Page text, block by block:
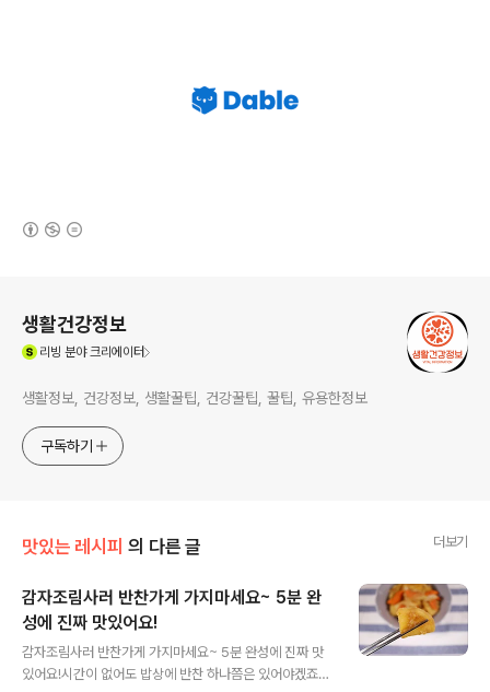
생활건강정보
리빙 분야 크리에이터
생활정보, 건강정보, 생활꿀팁, 건강꿀팁, 꿀팁, 유용한정보
구독하기
맛있는 레시피 의 다른 글 더보기
감자조림사러 반찬가게 가지마세요~ 5분 완
성에 진짜 맛있어요!
감자조림사러 반찬가게 가지마세요~ 5분 완성에 진짜 맛
있어요!시간이 없어도 밥상에 반찬 하나쯤은 있어야겠죠?